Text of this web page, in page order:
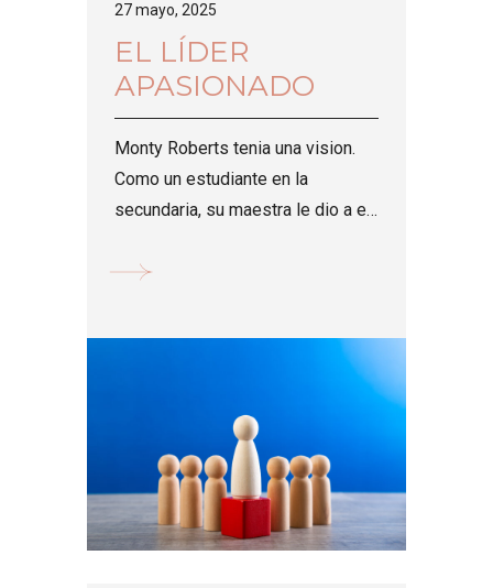
27 mayo, 2025
EL LÍDER
APASIONADO
Monty Roberts tenia una vision.
Como un estudiante en la
secundaria, su maestra le dio a el